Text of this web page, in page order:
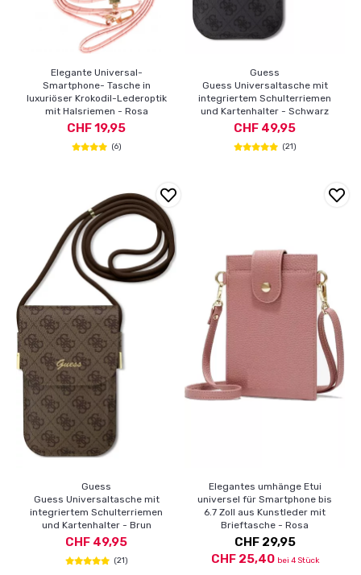
Elegante Universal-
Smartphone- Tasche in
luxuriöser Krokodil-Lederoptik
mit Halsriemen - Rosa
CHF 19,95
(6)
Guess
Guess Universaltasche mit
integriertem Schulterriemen
und Kartenhalter - Schwarz
CHF 49,95
(21)
Guess
Guess Universaltasche mit
integriertem Schulterriemen
und Kartenhalter - Brun
CHF 49,95
(21)
Elegantes umhänge Etui
universel für Smartphone bis
6.7 Zoll aus Kunstleder mit
Brieftasche - Rosa
CHF 29,95
CHF 25,40 bei 4 Stück